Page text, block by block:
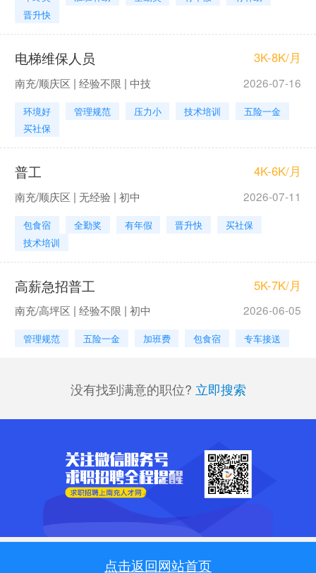
晋升快
电梯维保人员 3K-8K/月
南充/顺庆区 | 经验不限 | 中技 2026-07-16
环境好 管理规范 压力小 技术培训
五险一金
买社保
普工 4K-6K/月
南充/顺庆区 | 无经验 | 初中 2026-07-11
包食宿 全勤奖 有年假 晋升快
买社保
技术培训
高薪急招普工 5K-7K/月
南充/高坪区 | 经验不限 | 初中 2026-06-05
管理规范 五险一金 加班费 包食宿 专车接送
没有找到满意的职位? 立即搜索
点击返回网站首页